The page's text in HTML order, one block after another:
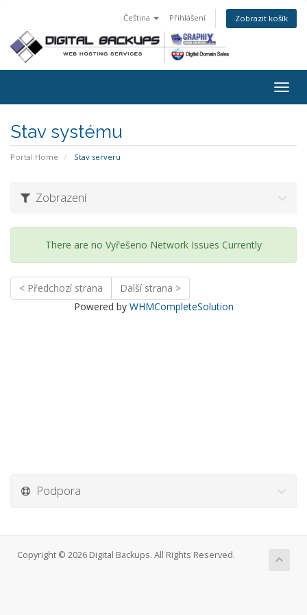
Čeština Přihlášení Zobrazit košík
Stav systému
Portal Home Stav serveru
Zobrazení
There are no Vyřešeno Network Issues Currently
< Předchozí strana
Další strana >
Powered by WHMCompleteSolution
Podpora
Copyright © 2026 Digital Backups. All Rights Reserved.